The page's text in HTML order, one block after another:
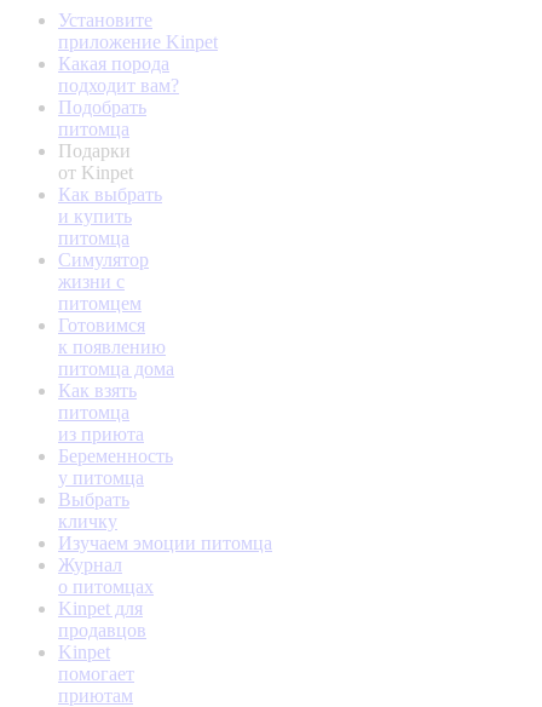
Установите
приложение Kinpet
Какая порода
подходит вам?
Подобрать
питомца
Подарки
от Kinpet
Как выбрать
и купить
питомца
Симулятор
жизни с
питомцем
Готовимся
к появлению
питомца дома
Как взять
питомца
из приюта
Беременность
у питомца
Выбрать
кличку
Изучаем эмоции питомца
Журнал
о питомцах
Kinpet для
продавцов
Kinpet
помогает
приютам